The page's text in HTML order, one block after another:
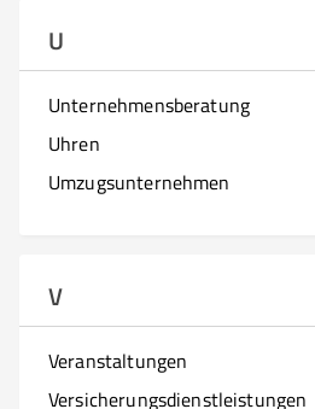
U
Unternehmensberatung
Uhren
Umzugsunternehmen
V
Veranstaltungen
Versicherungsdienstleistungen